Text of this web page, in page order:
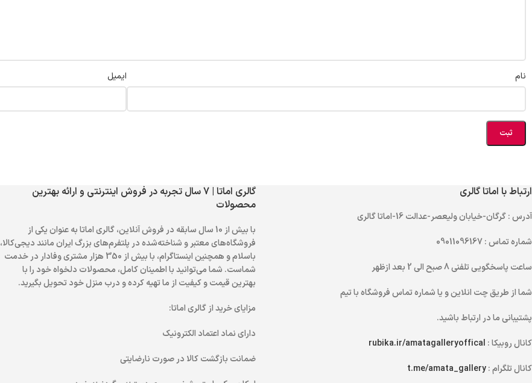
نام ایمیل
ارتباط با اماتا گالری
آدرس: گرگان-خیابان ولیعصر-عدالت 16-اماتا گالری
شماره تماس: 09011096167
ساعت پاسخگویی تلفنی
شما از طریقچت انلاینو یاشماره تماسفروشگاه با تیم
پشتیبانی ما در ارتباط باشید.
کانال روبیکا : rubika.ir/amatagalleryoffical
کانال تلگرام :t.me/amata_gallery
گالری اماتا | 7 سال تجربه در فروش اینترنتی و ارائه بهترین
محصولات
با بیش از 10 سال سابقه در فروش آنلاین، گالری اماتا به عنوان یکی از
فروشگاه‌های معتبر و شناخته‌شده در پلتفرم‌های بزرگ ایران مانند دیجی‌کالا،
باسلام و همچنین اینستاگرام، با بیش از 350 هزار مشتری وفادار در خدمت
شماست. شما می‌توانید با اطمینان کامل، محصولات دلخواه خود را با
بهترین قیمت و کیفیت از ما تهیه کرده و درب منزل خود تحویل بگیرید.
مزایای خرید از گالری اماتا:
دارای نماد اعتماد الکترونیک
ضمانت بازگشت کالا در صورت نارضایتی